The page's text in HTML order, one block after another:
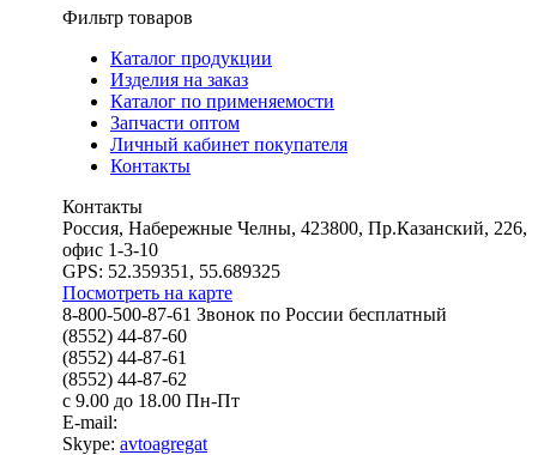
Фильтр товаров
Каталог продукции
Изделия на заказ
Каталог по применяемости
Запчасти оптом
Личный кабинет покупателя
Контакты
Контакты
Россия, Набережные Челны, 423800, Пр.Казанский, 226,
офис 1-3-10
GPS: 52.359351, 55.689325
Посмотреть на карте
8-800-500-87-61 Звонок по России бесплатный
(8552) 44-87-60
(8552) 44-87-61
(8552) 44-87-62
с 9.00 до 18.00 Пн-Пт
E-mail:
Skype: avtoagregat